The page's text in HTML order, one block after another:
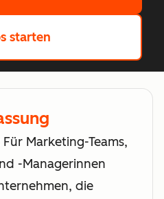
starten
Für Marketing-Teams,
-Managerinnen
die